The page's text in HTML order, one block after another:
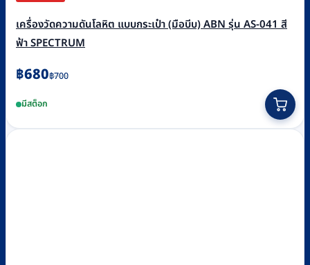
เครื่องวัดความดันโลหิต แบบกระเป๋า (มือบีบ) ABN รุ่น AS-041 สี
ฟ้า SPECTRUM
฿700
Original
was:
฿700.
฿680
Current
is:
฿680.
มีสต็อก